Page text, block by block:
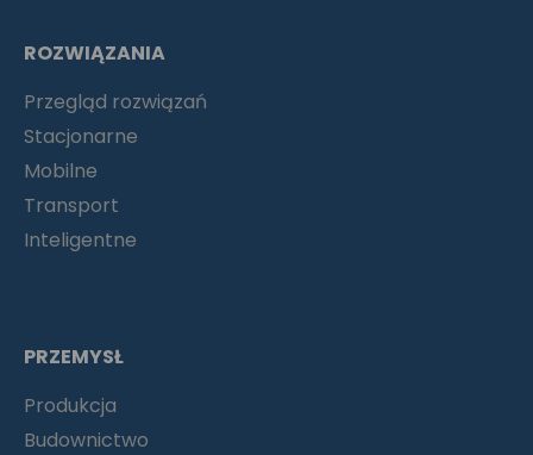
ROZWIĄZANIA
Przegląd rozwiązań
Stacjonarne
Mobilne
Transport
Inteligentne
PRZEMYSŁ
Produkcja
Budownictwo